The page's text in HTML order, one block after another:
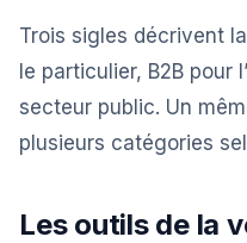
Trois sigles décrivent
le particulier, B2B pour
secteur public. Un
plusieurs catégories
Les outils de la